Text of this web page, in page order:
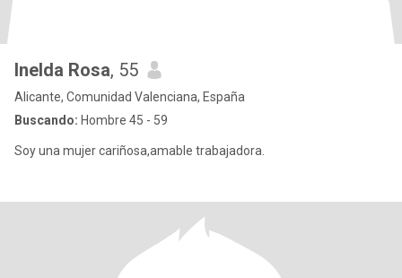
Inelda Rosa, 55
Alicante, Comunidad Valenciana, España
Buscando: Hombre 45 - 59
Soy una mujer cariñosa,amable trabajadora.